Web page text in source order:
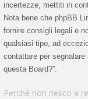
incertezze, mettiti in
Nota bene che phpBB
fornire consigli legali e
qualsiasi tipo, ad
contattare per segnalare
questa Board?”.
Perché non riesco a